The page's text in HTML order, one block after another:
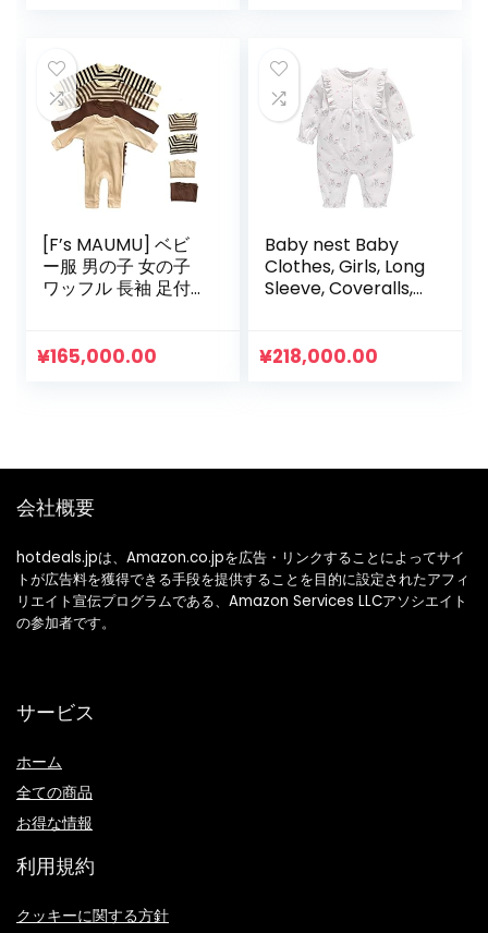
Cute, Spring,
Autumn, Winter,
Baby Shower, Gift,
0 to 12 Months
[F’s MAUMU] ベビ
ー服 男の子 女の子
ワッフル 長袖 足付
韓国 子供服 春 夏 秋
¥165,000.00
Baby nest Baby
Clothes, Girls, Long
Sleeve, Coveralls,
Front, Long Sleeve
73 / 80 / 90 cm)
¥218,000.00
会社概要
hotdeals.jpは、Amazon.co.jpを広告・リンクすることによってサイ
トが広告料を獲得できる手段を提供することを目的に設定されたアフィ
リエイト宣伝プログラムである、Amazon Services LLCアソシエイト
の参加者です。
サービス
ホーム
全ての商品
お得な情報
利用規約
クッキーに関する方針